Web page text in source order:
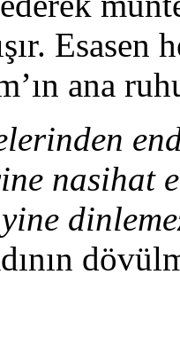
Esasen
ana
nasihat